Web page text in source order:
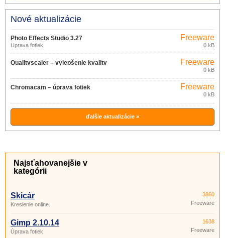
Nové aktualizácie
Photo Effects Studio 3.27
Úprava fotiek.
Freeware
0 kB
Qualityscaler – vylepšenie kvality
Freeware
0 kB
Chromacam – úprava fotiek
Freeware
0 kB
ďalšie aktualizácie »
Najsťahovanejšie v
kategórii
Skicár
Kreslenie online.
3860
Freeware
Gimp 2.10.14
Úprava fotiek.
1638
Freeware